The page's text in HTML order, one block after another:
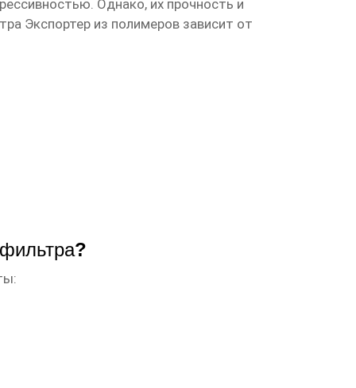
Однако, их прочность и
Экспортериз полимеров зависит от
?